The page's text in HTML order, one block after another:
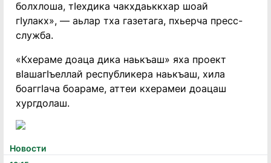
Новости
болхлоша, тIехдика чакхдаьккхар шоай
гIулакх», — аьлар тха газетага, пхьерча пресс-
служба.
«Кхераме доаца дика наькъаш» яха проект
вIашагIъеллай республикера наькъаш, хила
боаггIача боараме, аттеи кхерамеи доацаш
хургдолаш.